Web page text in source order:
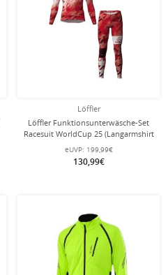
Löffler
Löffler Funktionsunterwäsche-Set
Racesuit WorldCup 25 (Langarmshirt
und lange Hose) rot/weiss Herren
eUVP: 199,99€
130,99€